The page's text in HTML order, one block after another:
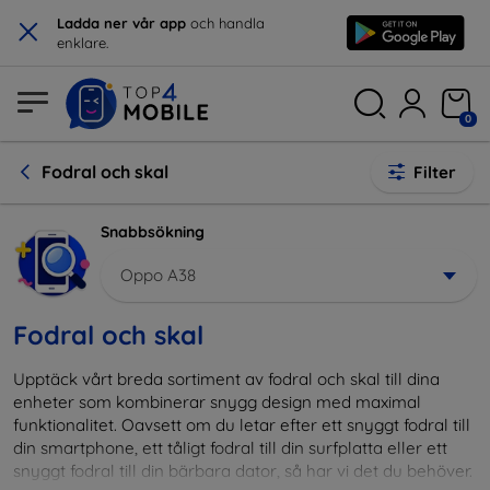
× Ladda ner vår app och handla
enklare.
0
Fodral och skal Filter
Snabbsökning
Oppo A38
Fodral och skal
Upptäck vårt breda sortiment av fodral och skal till dina
enheter som kombinerar snygg design med maximal
funktionalitet. Oavsett om du letar efter ett snyggt fodral till
din smartphone, ett tåligt fodral till din surfplatta eller ett
snyggt fodral till din bärbara dator, så har vi det du behöver.